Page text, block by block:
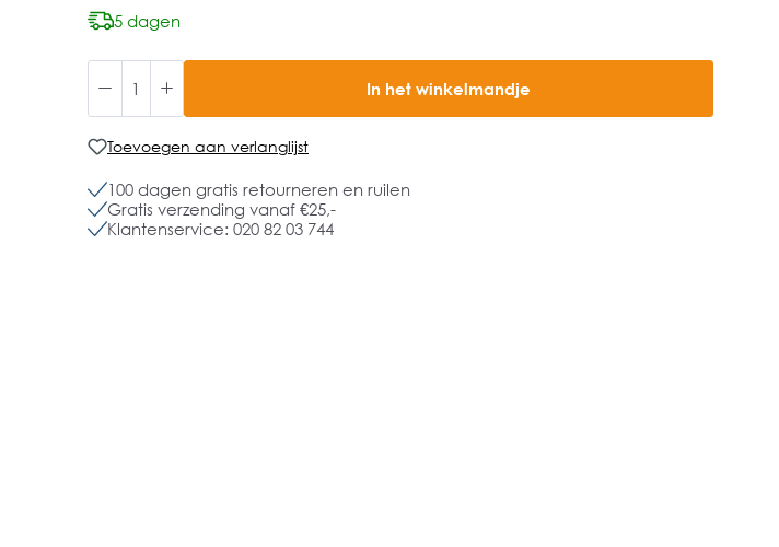
5 dagen
In het winkelmandje
Toevoegen aan verlanglijst
100 dagen gratis retourneren en ruilen
Gratis verzending vanaf €25,-
Klantenservice: 020 82 03 744